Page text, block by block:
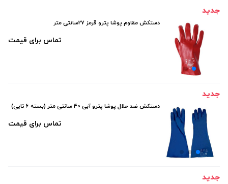
جدید
دستکش مقاوم پوشا پترو قرمز 27سانتی متر
تماس برای قیمت
جدید
دستکش ضد حلال پوشا پترو آبی 40 سانتی متر (بسته 6 تایی)
تماس برای قیمت
جدید